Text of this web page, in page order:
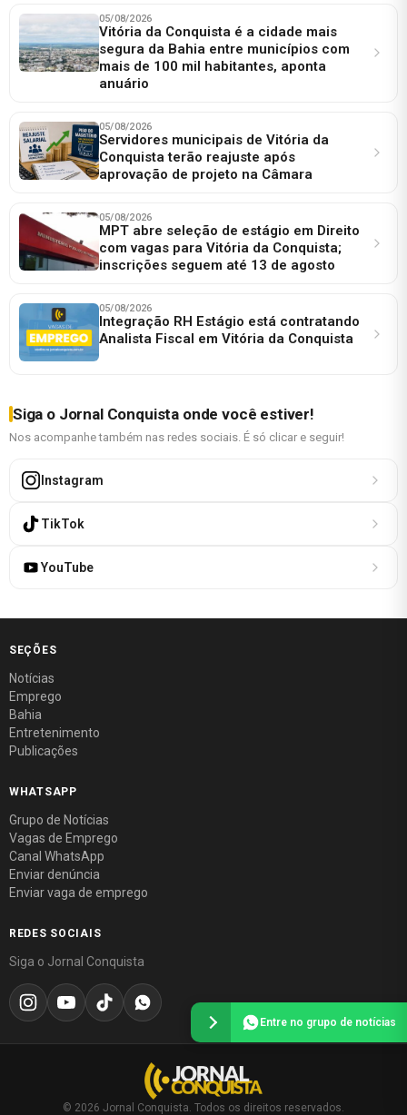
05/08/2026
Vitória da Conquista é a cidade mais
segura da Bahia entre municípios com
mais de 100 mil habitantes, aponta
anuário
05/08/2026
Servidores municipais de Vitória da
Conquista terão reajuste após
aprovação de projeto na Câmara
05/08/2026
MPT abre seleção de estágio em Direito
com vagas para Vitória da Conquista;
inscrições seguem até 13 de agosto
05/08/2026
Integração RH Estágio está contratando
Analista Fiscal em Vitória da Conquista
Siga o Jornal Conquista onde você estiver!
Nos acompanhe também nas redes sociais. É só clicar e seguir!
Instagram
TikTok
YouTube
SEÇÕES
Notícias
Emprego
Bahia
Entretenimento
Publicações
WHATSAPP
Grupo de Notícias
Vagas de Emprego
Canal WhatsApp
Enviar denúncia
Enviar vaga de emprego
REDES SOCIAIS
Siga o Jornal Conquista
© 2026 Jornal Conquista. Todos os direitos reservados.
Entre no grupo de notícias